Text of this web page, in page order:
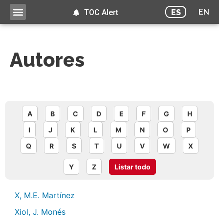
ES EN
TOC Alert
Autores
A B C D E F G
H
I
J K L M N O
P
Q
R S T U V W X
Y Z Listar todo
X, M.E. Martínez
Xiol, J. Monés